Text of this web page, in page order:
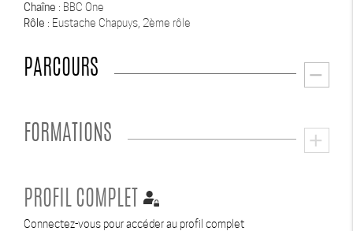
Chaîne : BBC One
Rôle : Eustache Chapuys, 2ème rôle
PARCOURS remove
FORMATIONS add
PROFIL COMPLET
Connectez-vous pour accéder au profil complet